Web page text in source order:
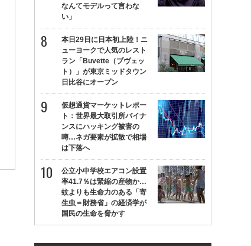
なんてモデルって言わな
い」
本日29日に日本初上陸！ニ
ューヨークで人気のレスト
ラン「Buvette（ブヴェッ
ト）」が東京ミッドタウン
日比谷にオープン
仮想通貨マーケットレポー
ト：世界最大取引所バイナ
ンスにハッキング被害の
噂…ネガ要素が拡散で相場
は下落へ
公立小中学校エアコン設置
率41.7％は緊縮の産物か…
蚊よりも生命力のある「寄
生虫＝財務省」の経済学が
国民の生命を脅かす